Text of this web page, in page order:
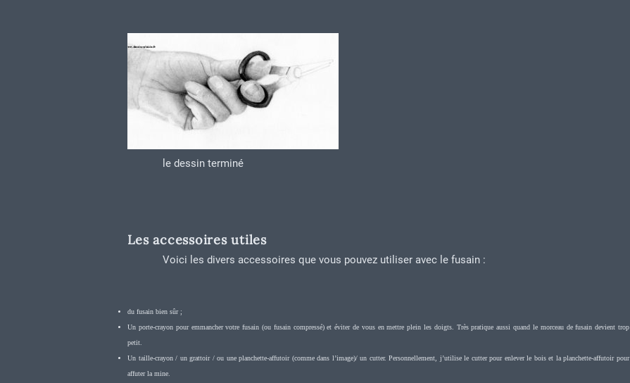
le dessin terminé
Les accessoires utiles
Voici les divers accessoires que vous pouvez utiliser avec le fusain :
du fusain bien sûr ;
Un porte-crayon pour emmancher votre fusain (ou fusain compressé) et éviter de vous en mettre plein les doigts. Très pratique aussi quand le morceau de fusain devient trop
petit.
Un taille-crayon / un grattoir / ou une planchette-affutoir (comme dans l’image)/ un cutter. Personnellement, j’utilise le cutter pour enlever le bois et la planchette-affutoir pour
affuter la mine.